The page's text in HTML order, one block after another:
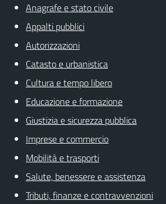
Anagrafe e stato civile
Appalti pubblici
Autorizzazioni
Catasto e urbanistica
Cultura e tempo libero
Educazione e formazione
Giustizia e sicurezza pubblica
Imprese e commercio
Mobilità e trasporti
Salute, benessere e assistenza
Tributi, finanze e contravvenzioni